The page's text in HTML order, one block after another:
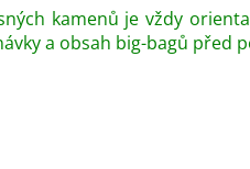
kamenů je vždy
a obsah big-bagů